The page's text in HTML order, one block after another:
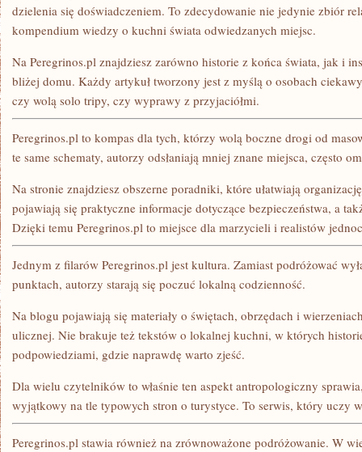
dzielenia się doświadczeniem. To zdecydowanie nie jedynie zbiór
kompendium wiedzy o kuchni świata odwiedzanych miejsc.
Na Peregrinos.pl znajdziesz zarówno historie z końca świata, jak i
bliżej domu. Każdy artykuł tworzony jest z myślą o osobach
czy wolą solo tripy, czy wyprawy z przyjaciółmi.
Peregrinos.pl to kompas dla tych, którzy wolą boczne drogi od
te same schematy, autorzy odsłaniają mniej znane miejsca, często
Na stronie znajdziesz obszerne poradniki, które ułatwiają
pojawiają się praktyczne informacje dotyczące bezpieczeństwa, a
Dzięki temu Peregrinos.pl to miejsce dla marzycieli i realistów
Jednym z filarów Peregrinos.pl jest kultura. Zamiast podróżować
punktach, autorzy starają się poczuć lokalną codzienność.
Na blogu pojawiają się materiały o świętach, obrzędach i
ulicznej. Nie brakuje też tekstów o lokalnej kuchni, w których
podpowiedziami, gdzie naprawdę warto zjeść.
Dla wielu czytelników to właśnie ten aspekt antropologiczny
wyjątkowy na tle typowych stron o turystyce. To serwis, który uczy
Peregrinos.pl stawia również na zrównoważone podróżowanie. W